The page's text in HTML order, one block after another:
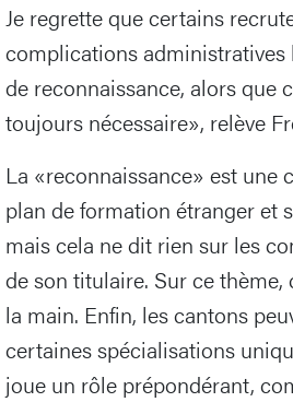
Je regrette que certains
complications administratives
de reconnaissance, alors que
toujours nécessaire», relève
La «reconnaissance» est une
plan de formation étranger et
mais cela ne dit rien sur les
de son titulaire. Sur ce thème,
la main. Enfin, les cantons
certaines spécialisations
joue un rôle prépondérant,